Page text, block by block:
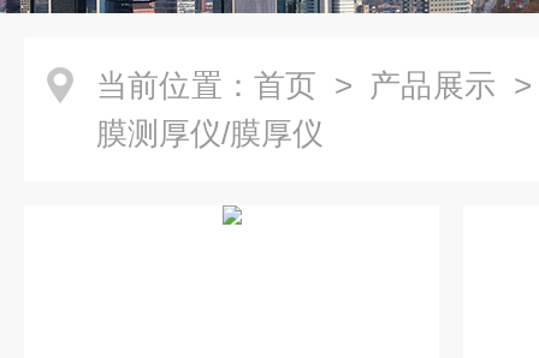
当前位置： 首页 > 产品展示
膜测厚仪/膜厚仪